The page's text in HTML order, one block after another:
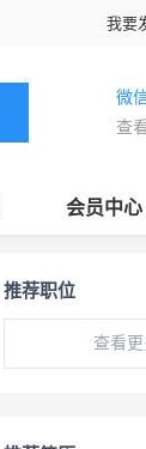
我要
微
查
会员中心
推荐职位
查看